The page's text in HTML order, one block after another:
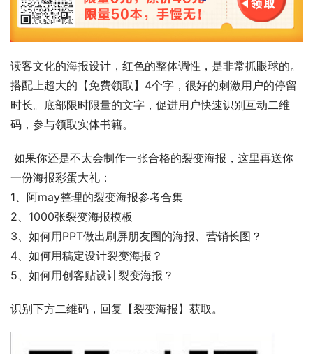
读客文化的海报设计，红色的整体调性，是非常抓眼球的。
搭配上超大的【免费领取】4个字，很好的刺激用户的停留
时长。底部限时限量的文字，促进用户快速识别互动二维
码，参与领取实体书籍。
一份海报彩蛋大礼：
1、阿may整理的裂变海报参考合集
2、1000张裂变海报模板
3、如何用PPT做出刷屏朋友圈的海报、营销长图？
4、如何用稿定设计裂变海报？
5、如何用创客贴设计裂变海报？
识别下方二维码，回复【裂变海报】获取。